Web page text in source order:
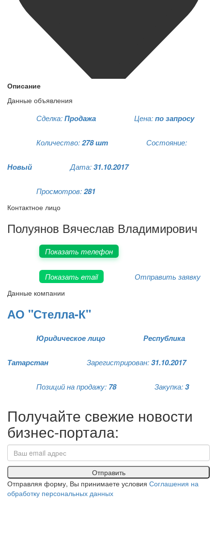
Описание
Данные объявления
Сделка:Продажа Цена:по запросу
Количество:278 шт Состояние:
Новый Дата:31.10.2017
Просмотров:281
Контактное лицо
Полуянов Вячеслав Владимирович
Показать телефон
Показать email Отправить заявку
Данные компании
АО "Стелла-К"
Юридическое лицо Республика
Татарстан Зарегистрирован:31.10.2017
Позиций на продажу: 78 Закупка:3
Получайте свежие новости
бизнес-портала:
Отправить
Отправляя форму, Вы принимаете условия Соглашения на
обработку персональных данных